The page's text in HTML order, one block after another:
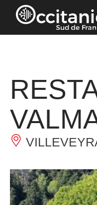
Panneau de gestion des